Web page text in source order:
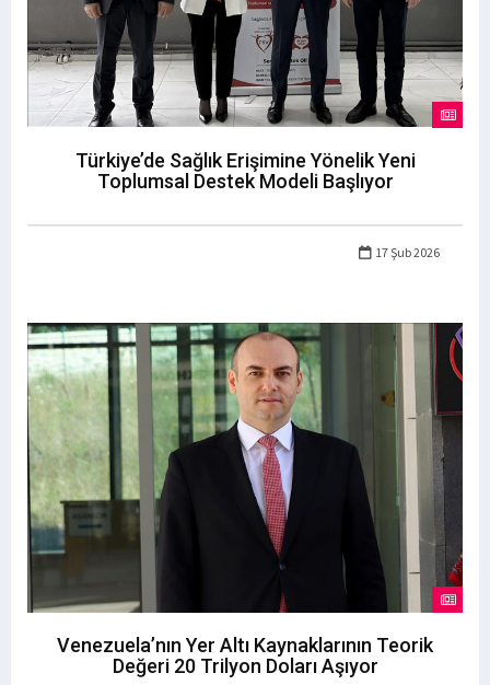
Türkiye’de Sağlık Erişimine Yönelik Yeni
Toplumsal Destek Modeli Başlıyor
17 Şub 2026
Venezuela’nın Yer Altı Kaynaklarının Teorik
Değeri 20 Trilyon Doları Aşıyor